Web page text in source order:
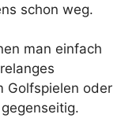
schon weg.
man einfach
Golfspielen oder